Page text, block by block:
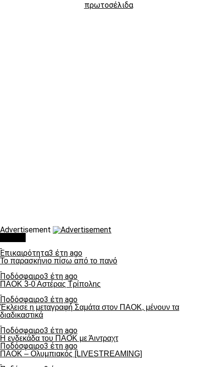
πρωτοσέλιδα
Advertisement
Επικαιρότητα3 έτη ago
Το παρασκήνιο πίσω από το πανό
Ποδόσφαιρο3 έτη ago
ΠΑΟΚ 3-0 Αστέρας Τρίπολης
Ποδόσφαιρο3 έτη ago
Έκλεισε η μεταγραφή Σαμάτα στον ΠΑΟΚ, μένουν τα
διαδικαστικά
Ποδόσφαιρο3 έτη ago
Η ενδεκάδα του ΠΑΟΚ με Άιντραχτ
Ποδόσφαιρο3 έτη ago
ΠΑΟΚ – Ολυμπιακός [LIVESTREAMING]